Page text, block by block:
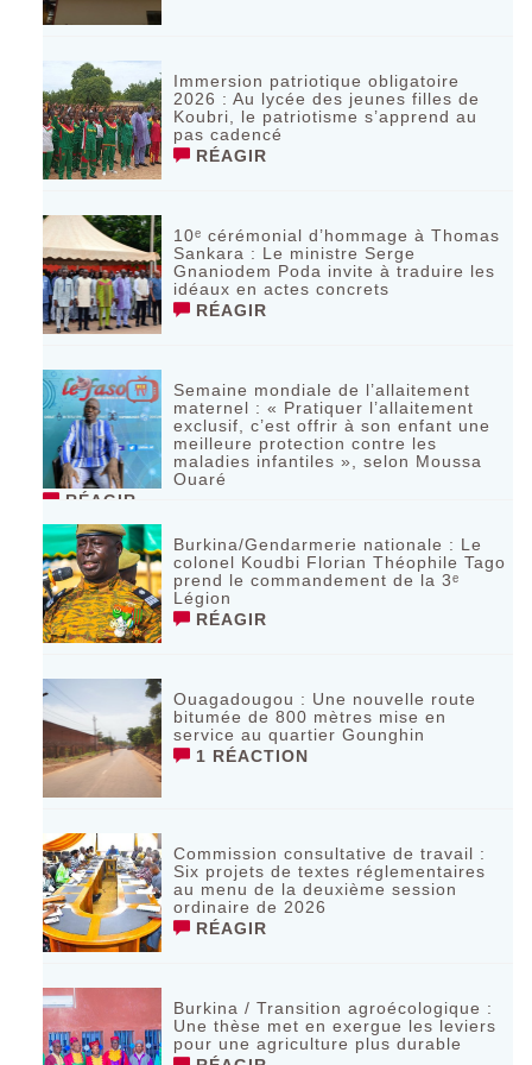
Immersion patriotique obligatoire
2026 : Au lycée des jeunes filles de
Koubri, le patriotisme s’apprend au
pas cadencé
RÉAGIR
10ᵉ cérémonial d’hommage à Thomas
Sankara : Le ministre Serge
Gnaniodem Poda invite à traduire les
idéaux en actes concrets
RÉAGIR
Semaine mondiale de l’allaitement
maternel : « Pratiquer l’allaitement
exclusif, c’est offrir à son enfant une
meilleure protection contre les
maladies infantiles », selon Moussa
Ouaré
RÉAGIR
Burkina/Gendarmerie nationale : Le
colonel Koudbi Florian Théophile Tago
prend le commandement de la 3ᵉ
Légion
RÉAGIR
Ouagadougou : Une nouvelle route
bitumée de 800 mètres mise en
service au quartier Gounghin
1 RÉACTION
Commission consultative de travail :
Six projets de textes réglementaires
au menu de la deuxième session
ordinaire de 2026
RÉAGIR
Burkina / Transition agroécologique :
Une thèse met en exergue les leviers
pour une agriculture plus durable